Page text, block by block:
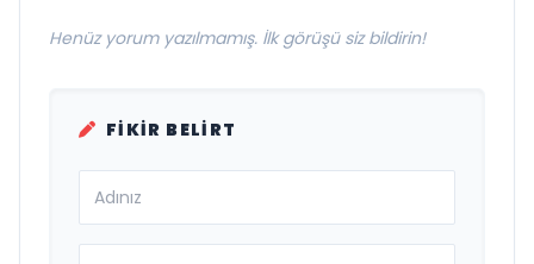
Henüz yorum yazılmamış. İlk görüşü siz bildirin!
FIKIR BELIRT